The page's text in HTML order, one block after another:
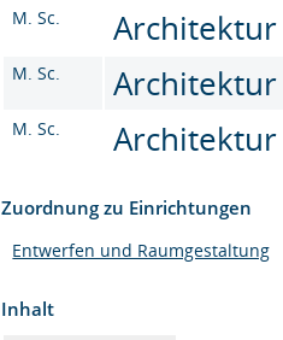
M. Sc.
Architektur
M. Sc. Architektur
M. Sc. Architektur
Zuordnung zu Einrichtungen
Entwerfen und Raumgestaltung
Inhalt